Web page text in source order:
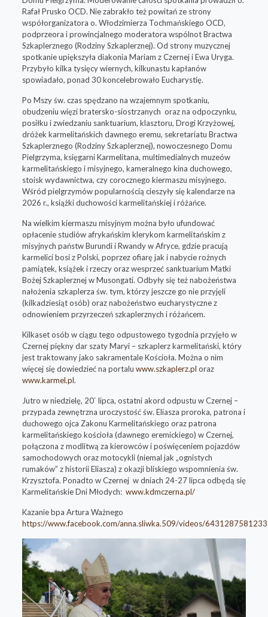
Rafał Prusko OCD. Nie zabrakło też powitań ze strony
współorganizatora o. Włodzimierza Tochmańskiego OCD,
podprzeora i prowincjalnego moderatora wspólnot Bractwa
Szkaplerznego (Rodziny Szkaplerznej). Od strony muzycznej
spotkanie upiększyła diakonia Mariam z Czernej i Ewa Uryga.
Przybyło kilka tysięcy wiernych, kilkunastu kapłanów
spowiadało, ponad 30 koncelebrowało Eucharystię.
Po Mszy św. czas spędzano na wzajemnym spotkaniu,
obudzeniu więzi bratersko-siostrzanych oraz na odpoczynku,
posiłku i zwiedzaniu sanktuarium, klasztoru, Drogi Krzyżowej,
dróżek karmelitańskich dawnego eremu, sekretariatu Bractwa
Szkaplerznego (Rodziny Szkaplerznej), nowoczesnego Domu
Pielgrzyma, księgarni Karmelitana, multimedialnych muzeów
karmelitańskiego i misyjnego, kameralnego kina duchowego,
stoisk wydawnictwa, czy corocznego kiermaszu misyjnego.
Wśród pielgrzymów popularnością cieszyły się kalendarze na
2026 r., książki duchowości karmelitańskiej i różańce.
Na wielkim kiermaszu misyjnym można było ufundować
opłacenie studiów afrykańskim klerykom karmelitańskim z
misyjnych państw Burundi i Rwandy w Afryce, gdzie pracują
karmelici bosi z Polski, poprzez ofiarę jak i nabycie rożnych
pamiątek, książek i rzeczy oraz wesprzeć sanktuarium Matki
Bożej Szkaplerznej w Musongati. Odbyły się też nabożeństwa
nałożenia szkaplerza św. tym, którzy jeszcze go nie przyjęli
(kilkadziesiąt osób) oraz nabożeństwo eucharystyczne z
odnowieniem przyrzeczeń szkaplerznych i różańcem.
Kilkaset osób w ciągu tego odpustowego tygodnia przyjęło w
Czernej piękny dar szaty Maryi – szkaplerz karmelitański, który
jest traktowany jako sakramentale Kościoła. Można o nim
więcej się dowiedzieć na portalu www.szkaplerz.pl oraz
www.karmel.pl.
Jutro w niedzielę, 20` lipca, ostatni akord odpustu w Czernej –
przypada zewnętrzna uroczystość św. Eliasza proroka, patrona i
duchowego ojca Zakonu Karmelitańskiego oraz patrona
karmelitańskiego kościoła (dawnego eremickiego) w Czernej,
połączona z modlitwą za kierowców i poświęceniem pojazdów
samochodowych oraz motocykli (niemal jak „ognistych
rumaków” z historii Eliasza) z okazji bliskiego wspomnienia św.
Krzysztofa. Ponadto w Czernej w dniach 24-27 lipca odbędą się
Karmelitańskie Dni Młodych: www.kdmczerna.pl/
Kazanie bpa Artura Ważnego
https://www.facebook.com/anna.sliwka.509/videos/